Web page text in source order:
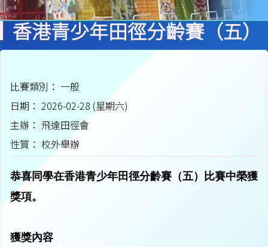
香港青少年田徑分齡賽（五）
比賽類別： 一般
日期： 2026-02-28 (星期六)
主辦： 飛達田徑會
性質： 校外舉辦
恭喜同學在香港青少年田徑分齡賽（五）比賽中榮獲
獎項。
獲獎內容